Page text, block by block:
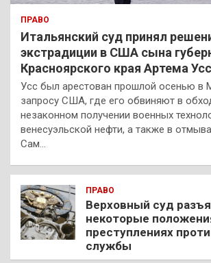
ПРАВО
Итальянский суд принял
экстрадиции в США сына
Красноярского края Артема
Усс был арестован прошлой осенью в
запросу США, где его обвиняют в
незаконном получении военных
венесуэльской нефти, а также в
Сам…
ПРАВО
Верховный суд
некоторые
преступлениях
службы